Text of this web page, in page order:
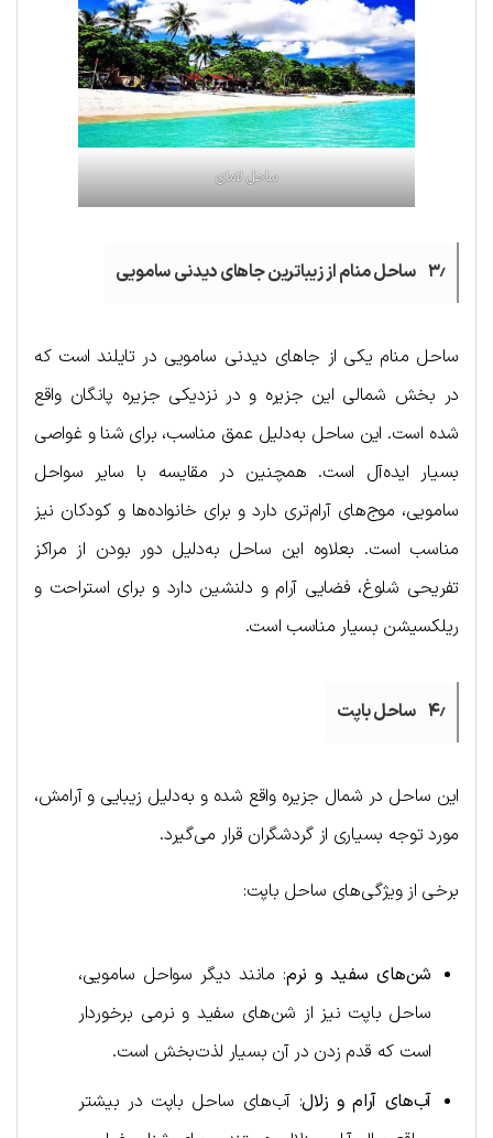
ساحل لامای
۳٫ ساحل منام از زیباترین جاهای دیدنی سامویی
ساحل منام یکی از جاهای دیدنی سامویی در تایلند است که
در بخش شمالی این جزیره و در نزدیکی جزیره پانگان واقع
شده است. این ساحل به‌دلیل عمق مناسب، برای شنا و غواصی
بسیار ایده‌آل است. همچنین در مقایسه با سایر سواحل
سامویی، موج‌های آرام‌تری دارد و برای خانواده‌ها و کودکان نیز
مناسب است. بعلاوه این ساحل به‌دلیل دور بودن از مراکز
تفریحی شلوغ، فضایی آرام و دلنشین دارد و برای استراحت و
ریلکسیشن بسیار مناسب است.
۴٫ ساحل باپت
این ساحل در شمال جزیره واقع شده و به‌دلیل زیبایی و آرامش،
مورد توجه بسیاری از گردشگران قرار می‌گیرد.
برخی از ویژگی‌های ساحل باپت:
شن‌های سفید و نرم: مانند دیگر سواحل سامویی،
ساحل باپت نیز از شن‌های سفید و نرمی برخوردار
است که قدم زدن در آن بسیار لذت‌بخش است.
آب‌های آرام و زلال: آب‌های ساحل باپت در بیشتر